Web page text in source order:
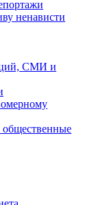
ненависти
СМИ и